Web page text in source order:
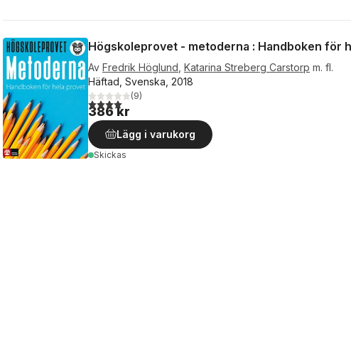
Högskoleprovet - metoderna : Handboken för
Av Fredrik Höglund Katarina Streberg Carstorp m. fl.
Häftad, Svenska, 2018
4,0utav 5 stjärnor. Totalt antal röster:
(9)
386 kr
Lägg i varukorg
Skickas